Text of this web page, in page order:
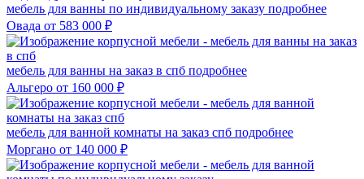
мебель для ванны по индивидуальному заказу подробнее
Овада от 583 000 ₽
мебель для ванны на заказ в спб подробнее
Альгеро от 160 000 ₽
мебель для ванной комнаты на заказ спб подробнее
Моргано от 140 000 ₽